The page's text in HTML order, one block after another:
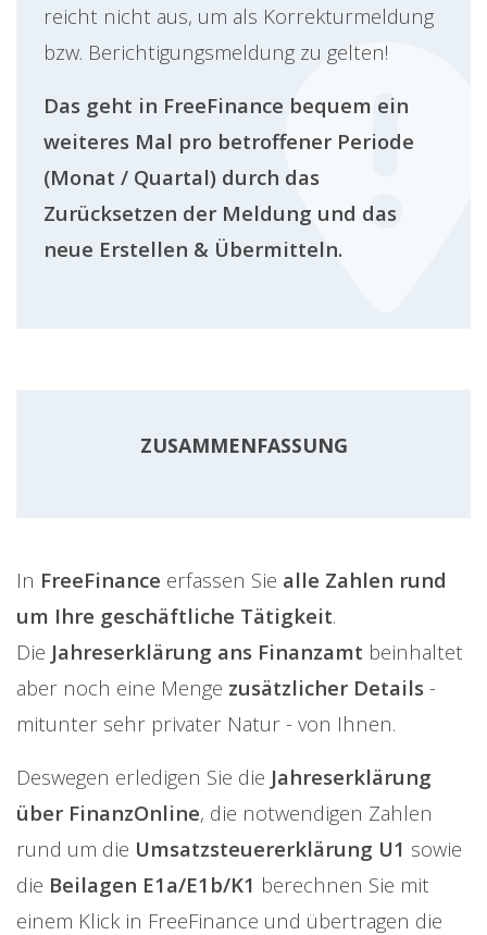
reicht nicht aus, um als Korrekturmeldung
bzw. Berichtigungsmeldung zu gelten!
Das geht in FreeFinance bequem ein
weiteres Mal pro betroffener Periode
(Monat / Quartal) durch das
Zurücksetzen der Meldung und das
neue Erstellen & Übermitteln.
ZUSAMMENFASSUNG
In FreeFinance erfassen Sie alle Zahlen rund
um Ihre geschäftliche Tätigkeit.
Die Jahreserklärung ans Finanzamt beinhaltet
aber noch eine Menge zusätzlicher Details -
mitunter sehr privater Natur - von Ihnen.
Deswegen erledigen Sie die Jahreserklärung
über FinanzOnline, die notwendigen Zahlen
rund um die Umsatzsteuererklärung U1 sowie
die Beilagen E1a/E1b/K1 berechnen Sie mit
einem Klick in FreeFinance und übertragen die